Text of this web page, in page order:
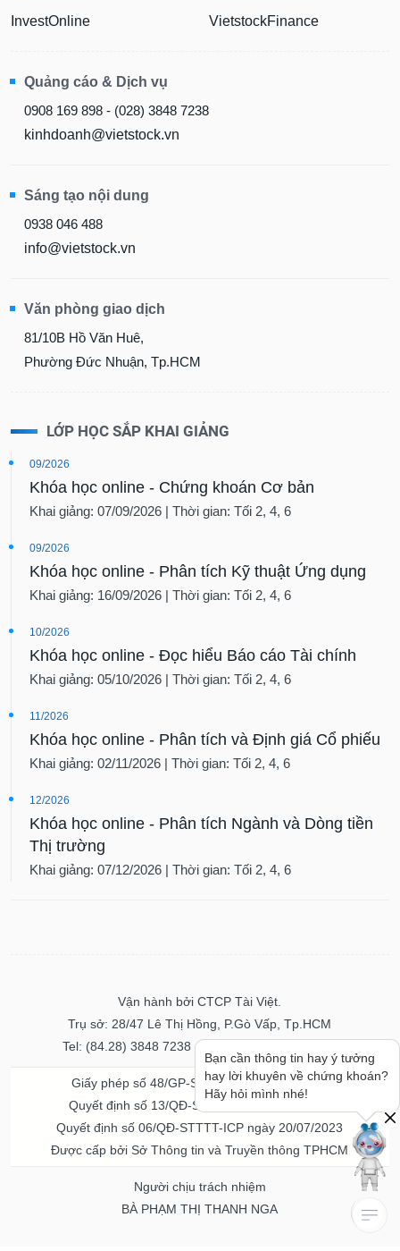
InvestOnline
VietstockFinance
Quảng cáo & Dịch vụ
0908 169 898 - (028) 3848 7238
kinhdoanh@vietstock.vn
Sáng tạo nội dung
0938 046 488
info@vietstock.vn
Văn phòng giao dịch
81/10B Hồ Văn Huê,
Phường Đức Nhuận, Tp.HCM
LỚP HỌC SẮP KHAI GIẢNG
09/2026
Khóa học online - Chứng khoán Cơ bản
Khai giảng: 07/09/2026 | Thời gian: Tối 2, 4, 6
09/2026
Khóa học online - Phân tích Kỹ thuật Ứng dụng
Khai giảng: 16/09/2026 | Thời gian: Tối 2, 4, 6
10/2026
Khóa học online - Đọc hiểu Báo cáo Tài chính
Khai giảng: 05/10/2026 | Thời gian: Tối 2, 4, 6
11/2026
Khóa học online - Phân tích và Định giá Cổ phiếu
Khai giảng: 02/11/2026 | Thời gian: Tối 2, 4, 6
12/2026
Khóa học online - Phân tích Ngành và Dòng tiền
Thị trường
Khai giảng: 07/12/2026 | Thời gian: Tối 2, 4, 6
Vận hành bởi CTCP Tài Việt.
Trụ sở: 28/47 Lê Thị Hồng, P.Gò Vấp, Tp.HCM
Tel: (84.28) 3848 7238 - Fax: (84.28) 3848 7237
Giấy phép số 48/GP-STTTT ngày 04/11/2016
Quyết định số 13/QĐ-STTTT ngày 02/11/2017
Quyết định số 06/QĐ-STTTT-ICP ngày 20/07/2023
Được cấp bởi Sở Thông tin và Truyền thông TPHCM
Người chịu trách nhiệm
BÀ PHẠM THỊ THANH NGA
Bạn cần thông tin hay ý tưởng
hay lời khuyên về chứng khoán?
Hãy hỏi mình nhé!